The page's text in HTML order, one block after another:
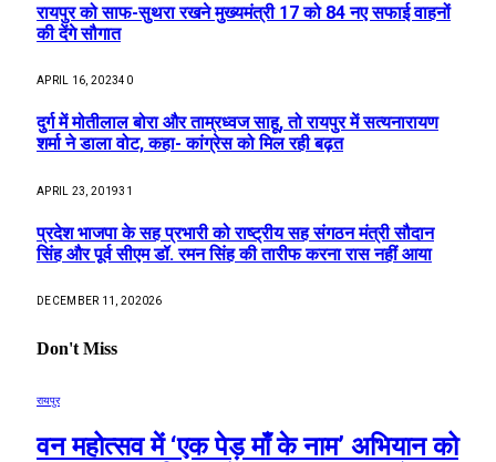
रायपुर को साफ-सुथरा रखने मुख्यमंत्री 17 को 84 नए सफाई वाहनों
की देंगे सौगात
APRIL 16, 202340
दुर्ग में मोतीलाल बोरा और ताम्रध्वज साहू, तो रायपुर में सत्यनारायण
शर्मा ने डाला वोट, कहा- कांग्रेस को मिल रही बढ़त
APRIL 23, 201931
प्रदेश भाजपा के सह प्रभारी को राष्ट्रीय सह संगठन मंत्री सौदान
सिंह और पूर्व सीएम डॉ. रमन सिंह की तारीफ करना रास नहीं आया
DECEMBER 11, 202026
Don't Miss
रायपुर
वन महोत्सव में ‘एक पेड़ माँ के नाम’ अभियान को